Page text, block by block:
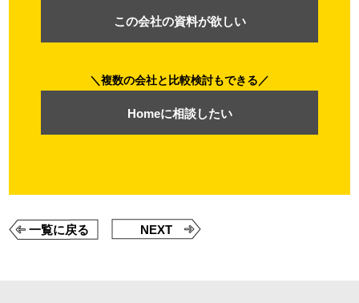
複数の会社と比較検討もできる
Homeに相談したい
この会社の資料が欲しい
一覧に戻る NEXT